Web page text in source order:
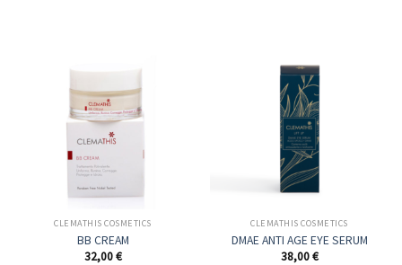
CLEMATHIS COSMETICS
BB CREAM
32,00€
CLEMATHIS COSMETICS
DMAE ANTI AGE EYE SERUM
38,00€